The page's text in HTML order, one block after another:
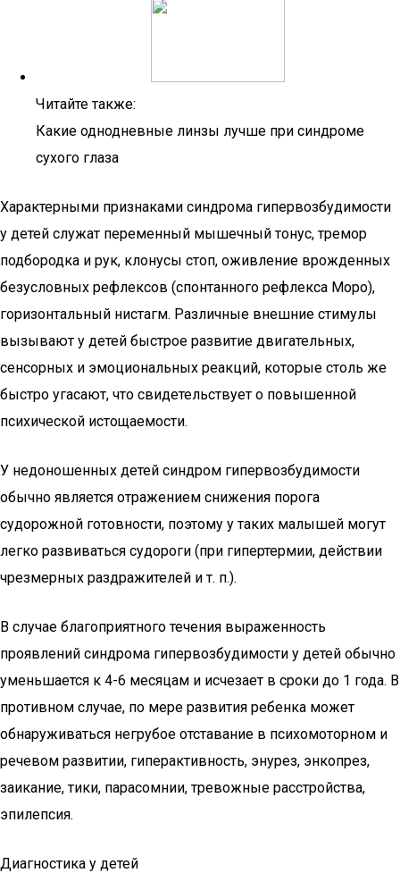
Читайте также:
Какие однодневные линзы лучше при синдроме
сухого глаза
Характерными признаками синдрома гипервозбудимости
у детей служат перемен­ный мышечный тонус, тремор
подбородка и рук, клонусы стоп, оживление врожденных
безусловных рефлексов (спонтанного рефлекса Моро),
горизонтальный нистагм. Различные внешние стимулы
вызывают у детей быстрое развитие двигательных,
сенсорных и эмоциональных реакций, которые столь же
быстро угасают, что свидетельствует о повышенной
психической истощаемости.
У не­доношенных детей синдром гипервозбудимости
обычно является отражением снижения порога
судорожной готовности, поэтому у таких малышей могут
легко развиваться судороги (при гипертермии, действии
чрезмерных раздражителей и т. п.).
В случае благоприятного течения выраженность
проявлений синдрома гипервозбудимости у детей обычно
уменьшается к 4-6 месяцам и исчезает в сроки до 1 года. В
противном случае, по мере развития ребенка может
обнаруживаться негрубое отставание в психомоторном и
речевом развитии, гиперактивность, энурез, энкопрез,
заикание, тики, парасомнии, тревожные расстройства,
эпилепсия.
Диагностика у детей